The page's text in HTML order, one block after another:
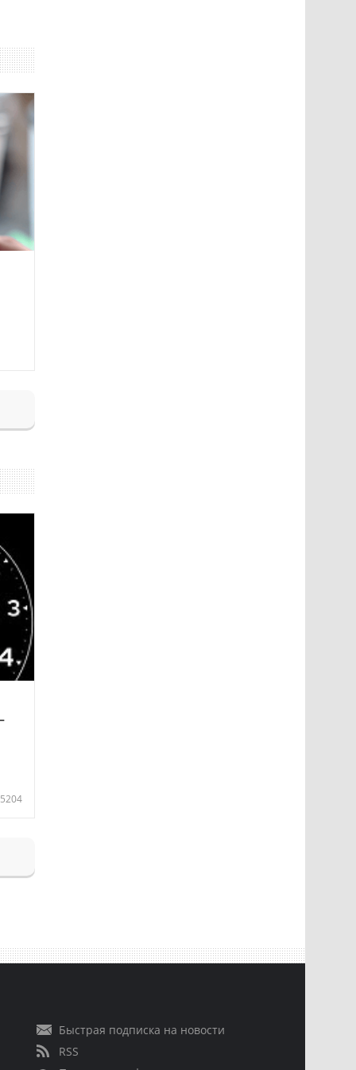
5204
Быстрая подписка на новости
RSS